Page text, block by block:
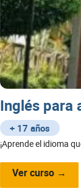
Inglés para
+ 17 años
¡Aprende el idioma
Ver curso →